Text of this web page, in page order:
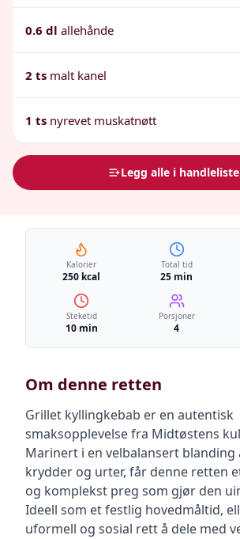
0.6 dl allehånde
2 ts malt kanel
1 ts nyrevet muskatnøtt
Legg alle i
Kalorier
250 kcal
Total tid
25 min
Steketid
10 min
Porsjoner
4
Om denne retten
Grillet kyllingkebab er en autentisk
smaksopplevelse fra Midtøstens
Marinert i en velbalansert blanding
krydder og urter, får denne retten
og komplekst preg som gjør den
Ideell som et festlig hovedmåltid,
uformell og sosial rett å dele med